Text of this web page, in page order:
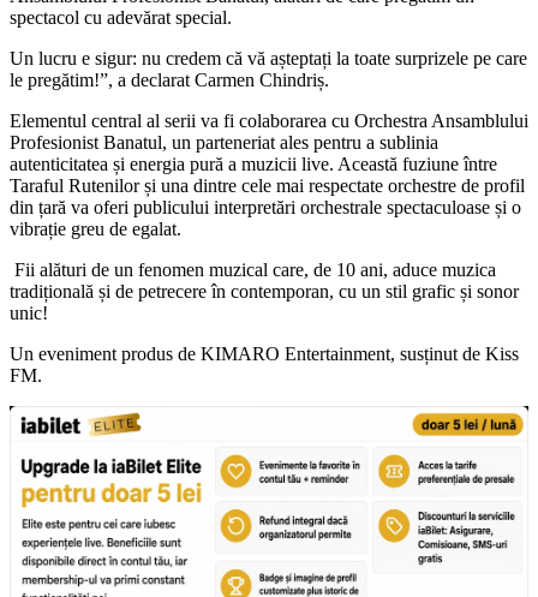
spectacol cu adevărat special.
Un lucru e sigur: nu credem că vă așteptați la toate surprizele pe care
le pregătim!”, a declarat Carmen Chindriș.
Elementul central al serii va fi colaborarea cu Orchestra Ansamblului
Profesionist Banatul, un parteneriat ales pentru a sublinia
autenticitatea și energia pură a muzicii live. Această fuziune între
Taraful Rutenilor și una dintre cele mai respectate orchestre de profil
din țară va oferi publicului interpretări orchestrale spectaculoase și o
vibrație greu de egalat.
Fii alături de un fenomen muzical care, de 10 ani, aduce muzica
tradițională și de petrecere în contemporan, cu un stil grafic și sonor
unic!
Un eveniment produs de KIMARO Entertainment, susținut de Kiss
FM.